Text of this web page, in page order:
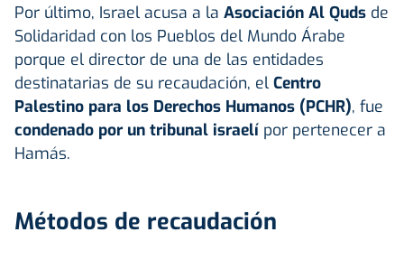
Por último, Israel acusa a la Asociación Al Quds de
Solidaridad con los Pueblos del Mundo Árabe
porque el director de una de las entidades
destinatarias de su recaudación, el Centro
Palestino para los Derechos Humanos (PCHR), fue
condenado por un tribunal israelí por pertenecer a
Hamás.
Métodos de recaudación